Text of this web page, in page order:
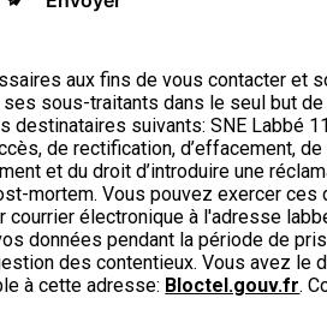
aux fins de vous contacter et
sous-traitants dans le seul but
suivants: SNE Labbé
de rectification, d’effacement,
et du droit d’introduire une
mortem. Vous pouvez exercer
courrier électronique à l'adresse
données pendant la période de
des contentieux. Vous avez le
à cette adresse: Bloctel.gouv.fr.